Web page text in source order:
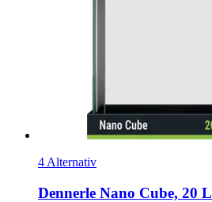
4 Alternativ
Dennerle Nano Cube, 20 L